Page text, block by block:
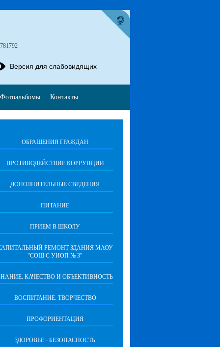
ОБРАЩЕНИЯ ГРАЖДАН
ПРОТИВОДЕЙСТВИЕ КОРРУПЦИИ
ДОПОЛНИТЕЛЬНЫЕ СВЕДЕНИЯ
ПИТАНИЕ
ПРИЕМ В ШКОЛУ
РЕМОНТ ЗДАНИЯ МАОУ
"СОШ С УИОП № 3"
КАЧЕСТВО И ОБЪЕКТИВНОСТЬ
ВОСПИТАНИЕ. ТВОРЧЕСТВО
ПРОФОРИЕНТАЦИЯ
ЗДОРОВЬЕ - БЕЗОПАСНОСТЬ
Версия для слабовидящих
Фотоальбомы Контакты